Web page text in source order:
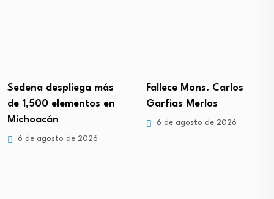
Sedena despliega más
de 1,500 elementos en
Michoacán
6 de agosto de 2026
Fallece Mons. Carlos
Garfias Merlos
6 de agosto de 2026